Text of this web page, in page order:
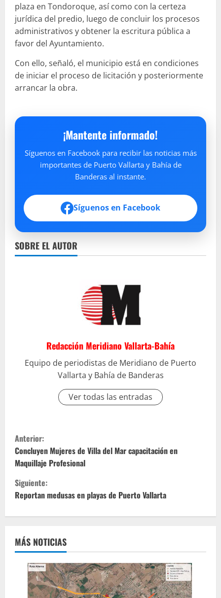
plaza en Tondoroque, así como con la certeza
jurídica del predio, luego de concluir los procesos
administrativos y obtener la escritura pública a
favor del Ayuntamiento.
Con ello, señaló, el municipio está en condiciones
de iniciar el proceso de licitación y posteriormente
arrancar la obra.
¡Mantente informado!
Síguenos en Facebook para recibir las noticias más
importantes de Puerto Vallarta y Bahía de
Banderas al instante.
Síguenos en Facebook
SOBRE EL AUTOR
Redacción Meridiano Vallarta-Bahía
Equipo de periodistas de Meridiano de Puerto
Vallarta y Bahía de Banderas
Ver todas las entradas
S
i
g
u
e
l
e
Anterior:
Concluyen Mujeres de Villa del Mar capacitación en
Maquillaje Profesional
Siguiente:
Reportan medusas en playas de Puerto Vallarta
MÁS NOTICIAS